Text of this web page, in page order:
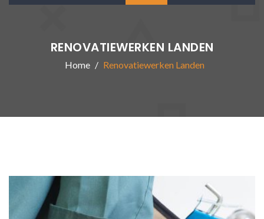
RENOVATIEWERKEN LANDEN
Home Renovatiewerken Landen